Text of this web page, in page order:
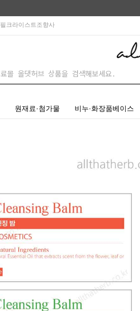
필크라이스트조향사
원재료·첨가물 비누·화장품베이스